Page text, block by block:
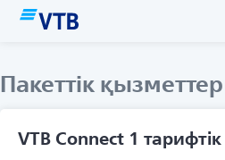
Пакеттік қызметтер
VTB Connect 1 тарифтік